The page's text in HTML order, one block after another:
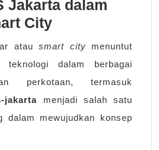
Jakarta dalam
City
atau smart city menuntut
teknologi dalam berbagai
perkotaan, termasuk
jakarta menjadi salah satu
dalam mewujudkan konsep